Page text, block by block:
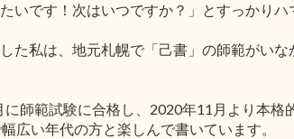
いです！次はいつですか？」とすっかりハ
した私は、地元札幌で「己書」の師範がい
師範試験に合格し、2020年11月より本格
広い年代の方と楽しんで書いています。